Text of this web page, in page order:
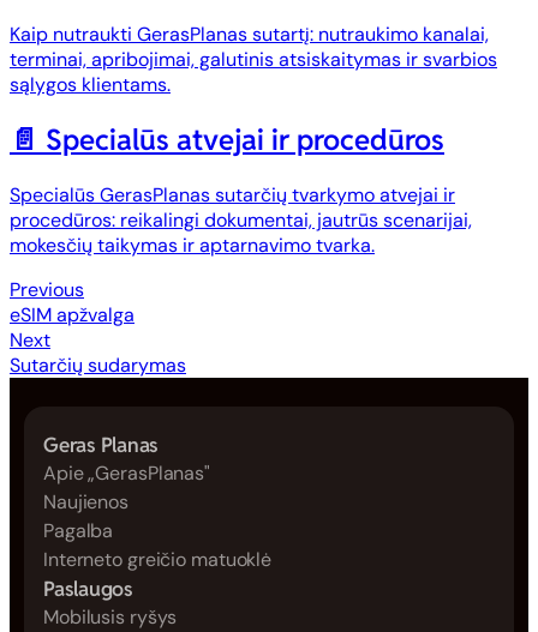
Kaip nutraukti GerasPlanas sutartį: nutraukimo kanalai,
terminai, apribojimai, galutinis atsiskaitymas ir svarbios
sąlygos klientams.
📄️ Specialūs atvejai ir procedūros
Specialūs GerasPlanas sutarčių tvarkymo atvejai ir
procedūros: reikalingi dokumentai, jautrūs scenarijai,
mokesčių taikymas ir aptarnavimo tvarka.
Previous
eSIM apžvalga
Next
Sutarčių sudarymas
Geras Planas
Apie „GerasPlanas"
Naujienos
Pagalba
Interneto greičio matuoklė
Paslaugos
Mobilusis ryšys